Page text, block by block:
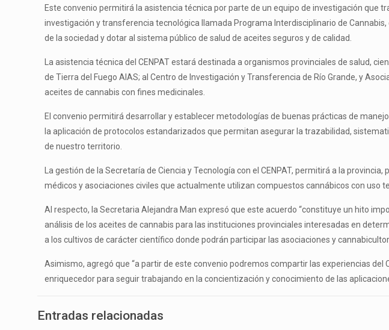
Este convenio permitirá la asistencia técnica por parte de un equipo de investigación que
investigación y transferencia tecnológica llamada Programa Interdisciplinario de
de la sociedad y dotar al sistema público de salud de aceites seguros y de calidad.
La asistencia técnica del CENPAT estará destinada a organismos provinciales de salud,
de Tierra del Fuego AIAS; al Centro de Investigación y Transferencia de Río Grande, y
aceites de cannabis con fines medicinales.
El convenio permitirá desarrollar y establecer metodologías de buenas prácticas de
la aplicación de protocolos estandarizados que permitan asegurar la trazabilidad,
de nuestro territorio.
La gestión de la Secretaría de Ciencia y Tecnología con el CENPAT, permitirá a la
médicos y asociaciones civiles que actualmente utilizan compuestos cannábicos con uso
Al respecto, la Secretaria Alejandra Man expresó que este acuerdo “constituye un hito
análisis de los aceites de cannabis para las instituciones provinciales interesadas en
a los cultivos de carácter científico donde podrán participar las asociaciones y
Asimismo, agregó que “a partir de este convenio podremos compartir las experiencias
enriquecedor para seguir trabajando en la concientización y conocimiento de las
Entradas relacionadas